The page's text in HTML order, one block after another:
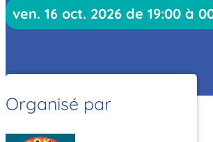
ven. 16 oct. 2026 de 19:00 à
Organisé par